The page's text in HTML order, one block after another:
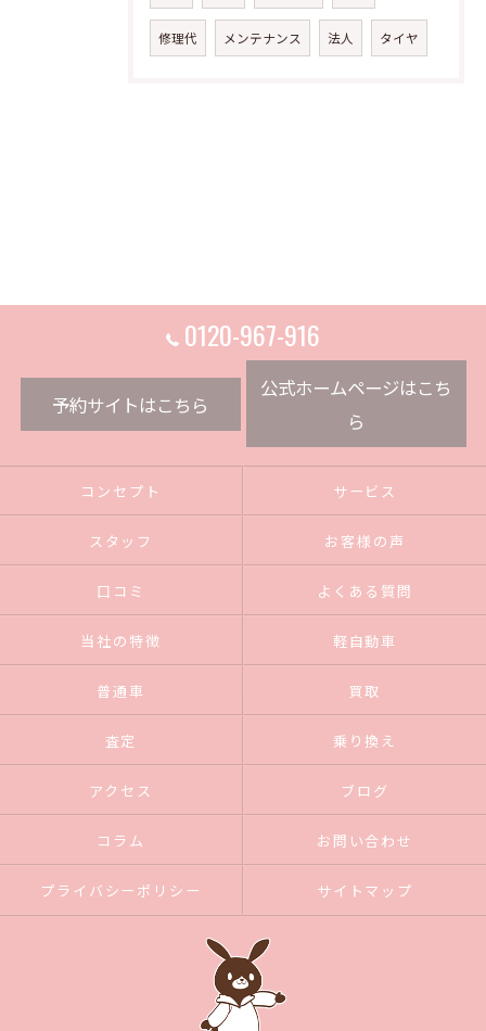
修理代 メンテナンス 法人 タイヤ
0120-967-916
予約サイトはこちら
公式ホームページはこち
ら
コンセプト サービス
スタッフ お客様の声
口コミ よくある質問
当社の特徴 軽自動車
普通車 買取
査定 乗り換え
アクセス ブログ
コラム お問い合わせ
プライバシーポリシー サイトマップ